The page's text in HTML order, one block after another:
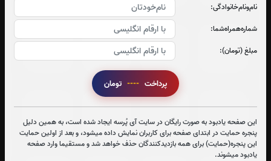
نام‌و‌نام‌خانوادگی:
شماره‌همراه‌شما:
مبلغ (تومان):
پرداخت ----
این صفحه یادبود به صورت رایگان در سایت آی پُرسه ایجاد شده است، به همین دلیل
پنجره حمایت در ابتدای صفحه برای کاربران نمایش داده میشود، و بعد از اولین حمایت
این پنجره(حمایت) برای همه بازدیدکنندگان حذف خواهد شد و مستقیما وارد صفحه
یادبود میشوند.
جزء 14
1بار
جزء 15
1بار
جزء 16
1بار
جزء 17
1بار
جزء 18
1بار
جزء 19
0بار
جزء 20
2بار